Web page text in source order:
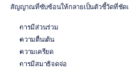
สัญญาณที่ซับซ้อนให้กลายเป็นตัวชี้วัดที่ชัดเ
การมีส่วนร่วม
ความตื่นเต้น
ความเครียด
การมีสมาธิจดจ่อ